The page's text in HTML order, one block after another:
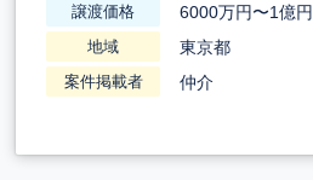
譲渡価格 6000万円〜1億円
地域 東京都
案件掲載者 仲介